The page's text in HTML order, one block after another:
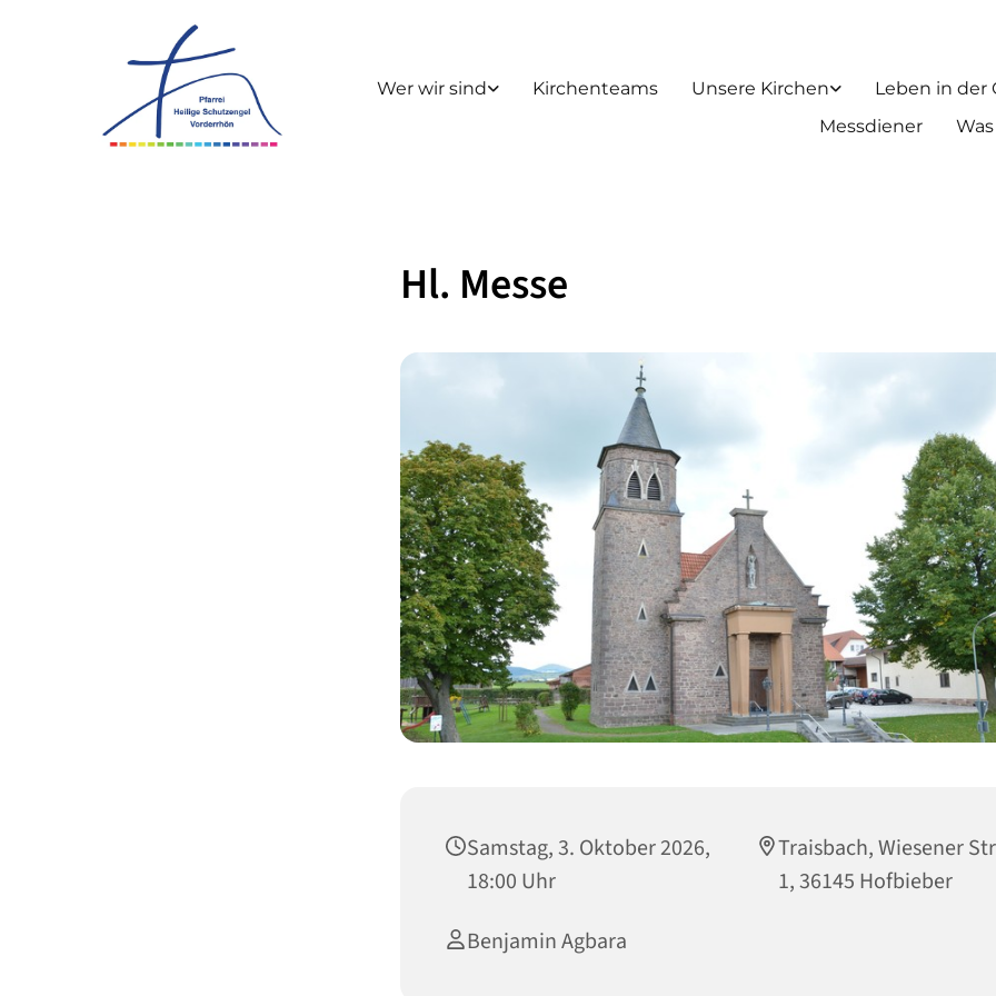
Wer wir sind Kirchenteams Unsere Kirchen
Leben in der
Messdiener
Hl. Messe
Samstag, 3. Oktober 2026,
18:00 Uhr
Traisbach, Wiesener
1, 36145 Hofbieber
Benjamin Agbara